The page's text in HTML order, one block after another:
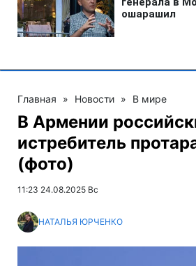
Главная » Новости » В мире
В Армении
истребитель
(фото)
11:23 24.08.2025 Вс
НАТАЛЬЯ ЮРЧЕНКО